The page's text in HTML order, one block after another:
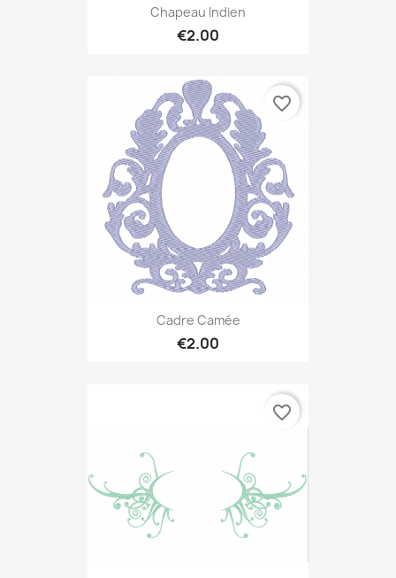
Chapeau Indien
€2.00
Cadre Camée
€2.00
favorite_border
favorite_border